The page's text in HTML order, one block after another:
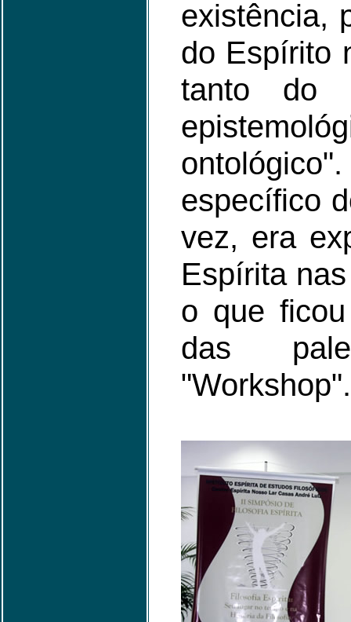
existência,
do Espírito
tanto do
específico
vez, era
Espírita
o que
das
"Workshop".